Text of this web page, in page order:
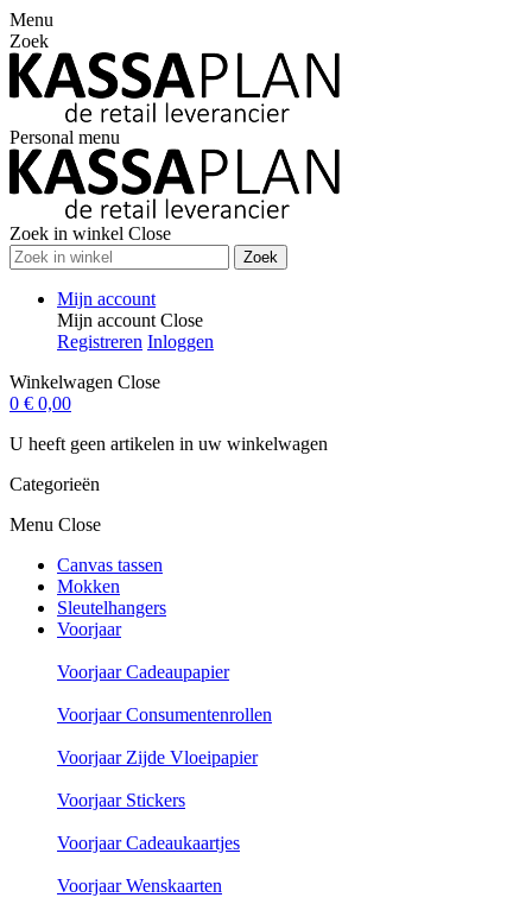
Menu
Zoek
Personal menu
Zoek in winkel Close
Zoek
Mijn account
Mijn account Close
Registreren Inloggen
Winkelwagen Close
0 € 0,00
U heeft geen artikelen in uw winkelwagen
Categorieën
Menu Close
Canvas tassen
Mokken
Sleutelhangers
Voorjaar
Voorjaar Cadeaupapier
Voorjaar Consumentenrollen
Voorjaar Zijde Vloeipapier
Voorjaar Stickers
Voorjaar Cadeaukaartjes
Voorjaar Wenskaarten